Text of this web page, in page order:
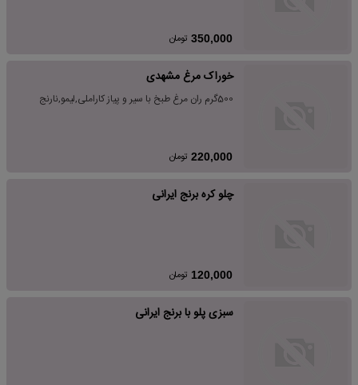
350,000 تومان
خوراک مرغ مشهدی
500گرم ران مرغ طبخ با سیر و پیاز کاراملی,لیمو,نارنج
220,000 تومان
چلو کره برنج ایرانی
120,000 تومان
سبزی پلو با برنج ایرانی